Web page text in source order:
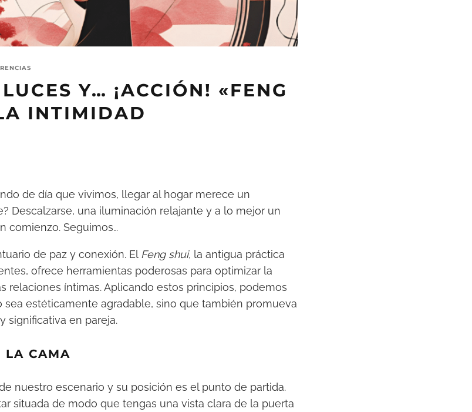
Y… ¡ACCIÓN! «FENG
INTIMIDAD
de día que vivimos, llegar al hogar merece un
Descalzarse, una iluminación relajante y a lo mejor un
comienzo. Seguimos…
de paz y conexión. El Feng shui, la antigua práctica
ofrece herramientas poderosas para optimizar la
relaciones íntimas. Aplicando estos principios, podemos
sea estéticamente agradable, sino que también promueva
significativa en pareja.
LA CAMA
nuestro escenario y su posición es el punto de partida.
situada de modo que tengas una vista clara de la puerta